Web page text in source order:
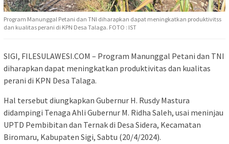
Program Manunggal Petani dan TNI diharapkan dapat meningkatkan produktivitss
dan kualitas perani di KPN Desa Talaga. FOTO : IST
SIGI, FILESULAWESI.COM – Program Manunggal Petani dan TNI
diharapkan dapat meningkatkan produktivitas dan kualitas
perani di KPN Desa Talaga.
Hal tersebut diungkapkan Gubernur H. Rusdy Mastura
didampingi Tenaga Ahli Gubernur M. Ridha Saleh, usai meninjau
UPTD Pembibitan dan Ternak di Desa Sidera, Kecamatan
Biromaru, Kabupaten Sigi, Sabtu (20/4/2024).